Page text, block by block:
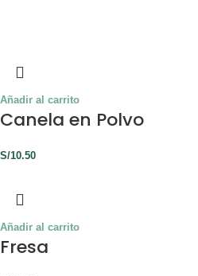
Añadir al carrito
Canela en Polvo
S/10.50
Añadir al carrito
Fresa